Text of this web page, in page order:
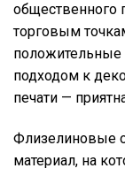
общественного
торговым
подходом к
печати —
Флизелиновые
материал, на